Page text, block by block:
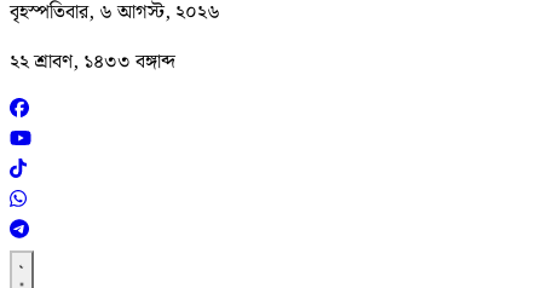
বৃহস্পতিবার, ৬ আগস্ট, ২০২৬
২২ শ্রাবণ, ১৪৩৩ বঙ্গাব্দ